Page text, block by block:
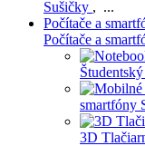
Sušičky , ...
Počítače a
Počítače a
smartfóny
3D